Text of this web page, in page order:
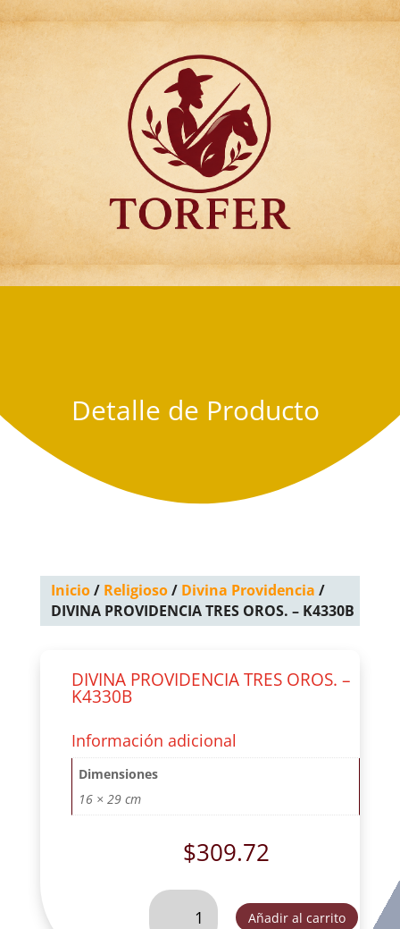
Articulos para
Regalo Torfer.
Detalle de Producto
Inicio/ Religioso/ Divina Providencia /
DIVINA PROVIDENCIA TRES OROS. – K4330B
DIVINA PROVIDENCIA TRES OROS. –
K4330B
Información adicional
Dimensiones
16 × 29 cm
$309.72
DIVINA
PROVIDENCIA
Añadir al carrito